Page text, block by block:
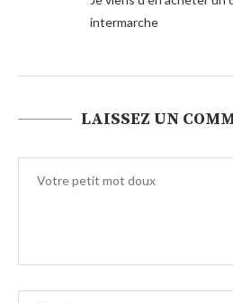
intermarche
LAISSEZ UN